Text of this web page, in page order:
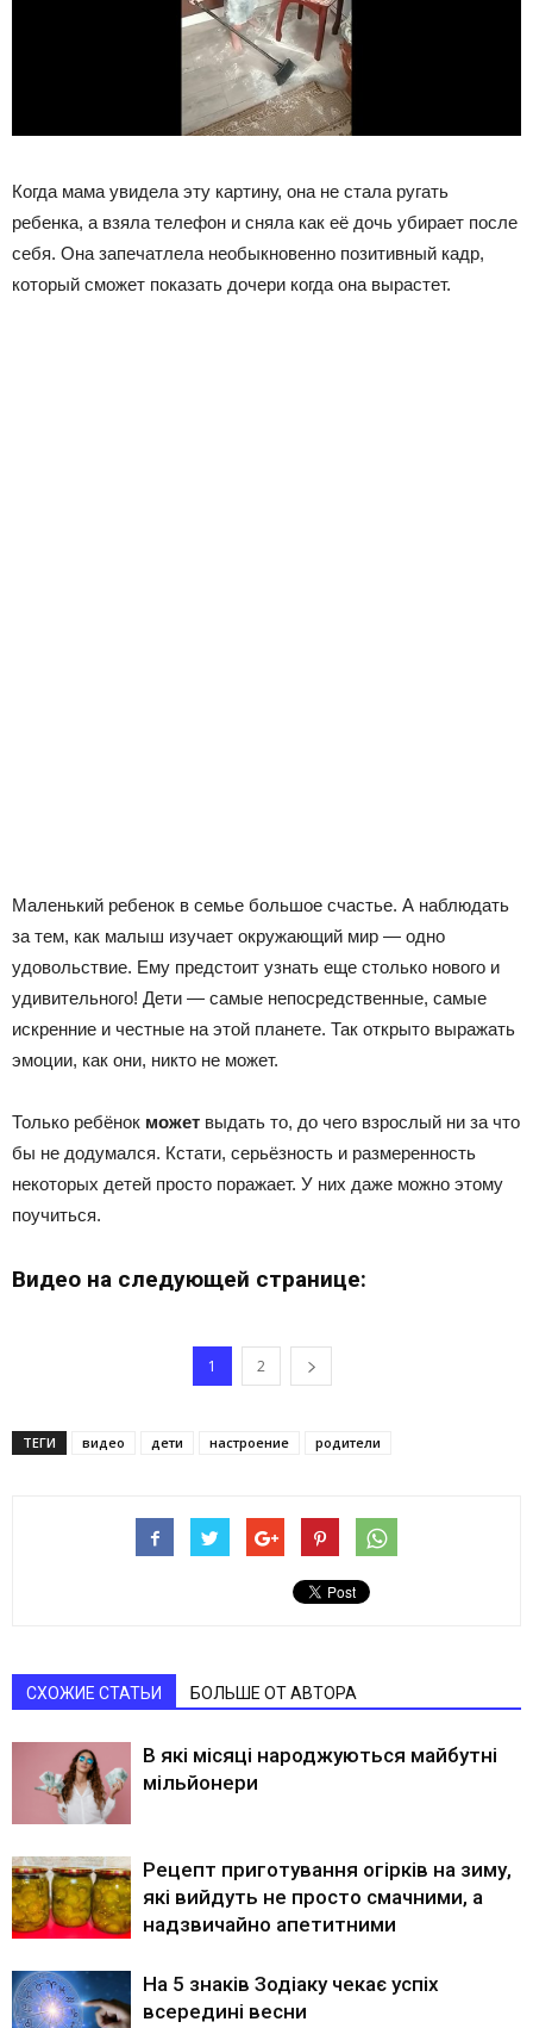
Когда мама увидела эту картину, она не стала ругать
ребенка, а взяла телефон и сняла как её дочь убирает после
себя. Она запечатлела необыкновенно позитивный кадр,
который сможет показать дочери когда она вырастет.
Маленький ребенок в семье большое счастье. А наблюдать
за тем, как малыш изучает окружающий мир — одно
удовольствие. Ему предстоит узнать еще столько нового и
удивительного! Дети — самые непосредственные, самые
искренние и честные на этой планете. Так открыто выражать
эмоции, как они, никто не может.
Только ребёнок может выдать то, до чего взрослый ни за что
бы не додумался. Кстати, серьёзность и размеренность
некоторых детей просто поражает. У них даже можно этому
поучиться.
Видео на следующей странице:
1 2
ТЕГИ видео дети настроение родители
СХОЖИЕ СТАТЬИ БОЛЬШЕ ОТ АВТОРА
В які місяці народжуються майбутні
мільйонери
Рецепт приготування огірків на зиму,
які вийдуть не просто смачними, а
надзвичайно апетитними
На 5 знаків Зодіаку чекає успіх
всередині весни